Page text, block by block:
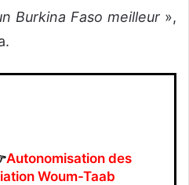
Burkina Faso meilleur»,
Autonomisation des
Woum-Taab